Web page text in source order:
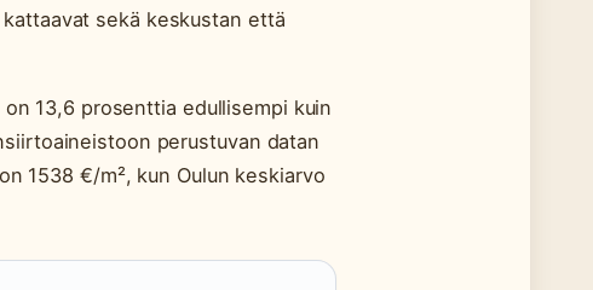
sekä keskustan että
13,6 prosenttia edullisempi kuin
perustuvan datan
1538 €/m², kun Oulun keskiarvo